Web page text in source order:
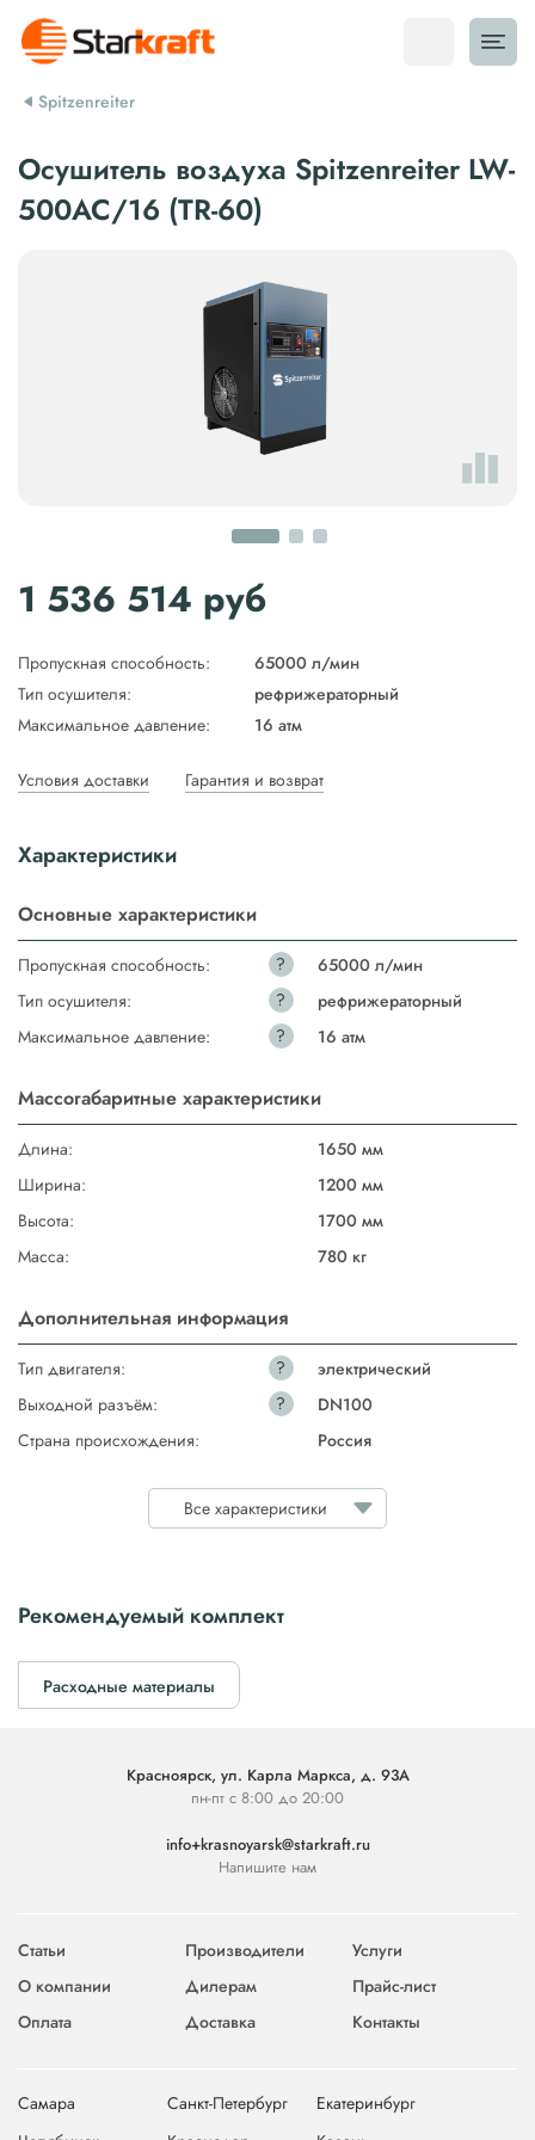
Spitzenreiter
Осушитель воздуха Spitzenreiter LW-
500AC/16 (TR-60)
1 536 514 руб
Пропускная способность:
65000 л/мин
Тип осушителя:
рефрижераторный
Максимальное давление:
16 атм
Условия доставки Гарантия и возврат
Характеристики
Основные характеристики
Пропускная способность: ?
65000 л/мин
Тип осушителя:
?
рефрижераторный
Максимальное давление:
? 16 атм
Массогабаритные характеристики
Длина:
1650 мм
Ширина:
1200 мм
Высота:
1700 мм
Масса:
780 кг
Дополнительная информация
Тип двигателя: ?
электрический
Выходной разъём:
?
DN100
Страна происхождения:
Россия
Все характеристики
Рекомендуемый комплект
Расходные материалы
Красноярск, ул. Карла Маркса, д. 93А
пн-пт с 8:00 до 20:00
info+krasnoyarsk@starkraft.ru
Напишите нам
Статьи Производители
Услуги
О компании
Дилерам
Прайс-лист
Оплата
Доставка Контакты
Самара Санкт-Петербург
Екатеринбург